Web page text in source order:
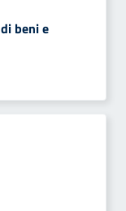
beni e